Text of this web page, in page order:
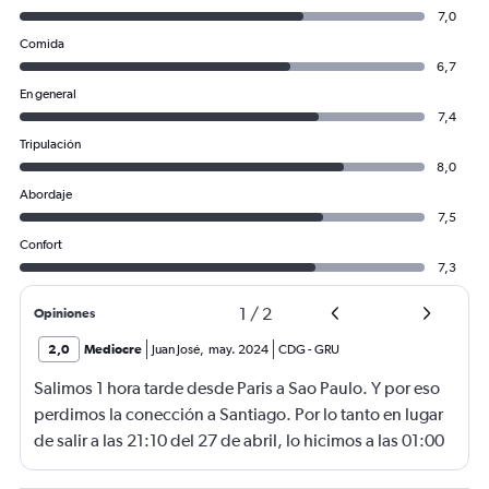
7,0
Comida
6,7
En general
7,4
Tripulación
8,0
Abordaje
7,5
Confort
7,3
Opiniones 1 / 2
2,0 Mediocre Juan José, may. 2024 CDG-GRU
Salimos 1 hora tarde desde Paris a Sao Paulo. Y por eso
perdimos la conección a Santiago. Por lo tanto en lugar
de salir a las 21:10 del 27 de abril, lo hicimos a las 01:00
AM del 28. E´ramos 4 personas, incluídos dos niños de